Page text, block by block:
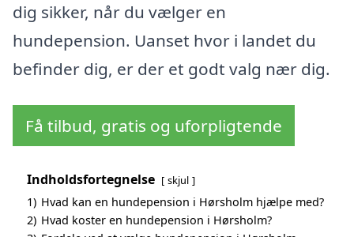
dig sikker, når du vælger en
hundepension. Uanset hvor i landet du
befinder dig, er der et godt valg nær dig.
Få tilbud, gratis og uforpligtende
Indholdsfortegnelse skjul
1) Hvad kan en hundepension i Hørsholm hjælpe med?
2) Hvad koster en hundepension i Hørsholm?